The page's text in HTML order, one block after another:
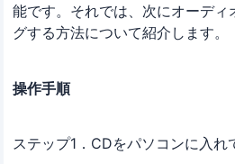
能です。それでは、次にオーデ
グする方法について紹介します。
操作手順
ステップ1．CDをパソコンに入れ